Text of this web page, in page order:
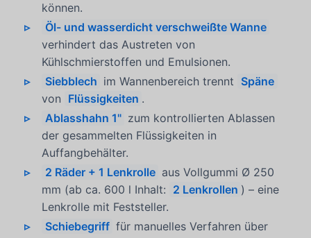
können.
Öl- und wasserdicht verschweißte Wanne
verhindert das Austreten von
Kühlschmierstoffen und Emulsionen.
Siebblech im Wannenbereich trennt Späne
von Flüssigkeiten .
Ablasshahn 1" zum kontrollierten Ablassen
der gesammelten Flüssigkeiten in
Auffangbehälter.
2 Räder + 1 Lenkrolle aus Vollgummi Ø 250
mm (ab ca. 600 l Inhalt: 2 Lenkrollen ) – eine
Lenkrolle mit Feststeller.
Schiebegriff für manuelles Verfahren über